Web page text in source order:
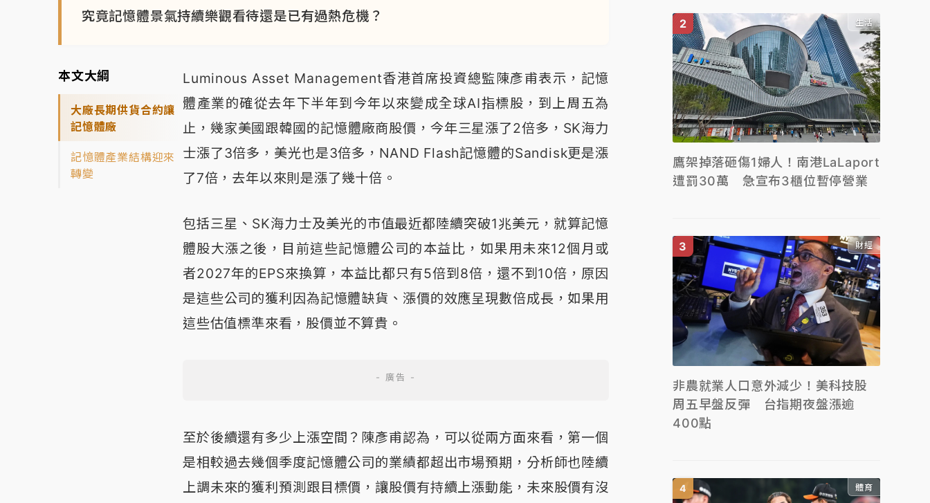
究竟記憶體景氣持續樂觀看待還是已有過熱危機？
本文大綱
大廠長期供貨合約讓
記憶體廠
記憶體產業結構迎來
轉變
Luminous Asset Management香港首席投資總監陳彥甫表示，記憶
體產業的確從去年下半年到今年以來變成全球AI指標股，到上周五為
止，幾家美國跟韓國的記憶體廠商股價，今年三星漲了2倍多，SK海力
士漲了3倍多，美光也是3倍多，NAND Flash記憶體的Sandisk更是漲
了7倍，去年以來則是漲了幾十倍。
包括三星、SK海力士及美光的市值最近都陸續突破1兆美元，就算記憶
體股大漲之後，目前這些記憶體公司的本益比，如果用未來12個月或
者2027年的EPS來換算，本益比都只有5倍到8倍，還不到10倍，原因
是這些公司的獲利因為記憶體缺貨、漲價的效應呈現數倍成長，如果用
這些估值標準來看，股價並不算貴。
至於後續還有多少上漲空間？陳彥甫認為，可以從兩方面來看，第一個
是相較過去幾個季度記憶體公司的業績都超出市場預期，分析師也陸續
上調未來的獲利預測跟目標價，讓股價有持續上漲動能，未來股價有沒
生活
鷹架掉落砸傷1婦人！南港LaLaport
遭罰30萬 急宣布3櫃位暫停營業
財經
非農就業人口意外減少！美科技股
周五早盤反彈 台指期夜盤漲逾
400點
體育